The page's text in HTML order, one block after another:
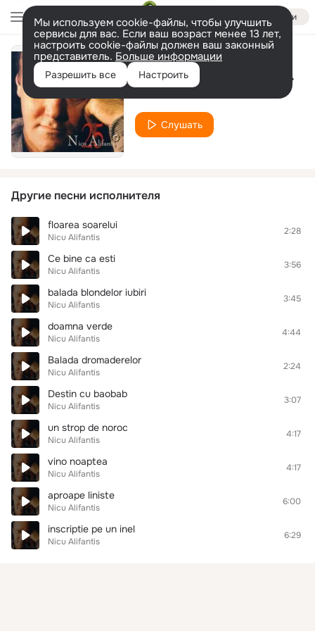
Войти
Мы используем cookie-файлы, чтобы улучшить
сервисы для вас. Если ваш возраст менее 13 лет,
настроить cookie-файлы должен ваш законный
представитель. Больше информации
Разрешить все Настроить Ploaie In Luna Lui Marte
Слушать
Другие песни исполнителя
floarea soarelui
Nicu Alifantis
2:28
Ce bine ca esti
Nicu Alifantis
3:56
balada blondelor iubiri
Nicu Alifantis
3:45
doamna verde
Nicu Alifantis
4:44
Balada dromaderelor
Nicu Alifantis
2:24
Destin cu baobab
Nicu Alifantis
3:07
un strop de noroc
Nicu Alifantis
4:17
vino noaptea
Nicu Alifantis
4:17
aproape liniste
Nicu Alifantis
6:00
inscriptie pe un inel
Nicu Alifantis
6:29